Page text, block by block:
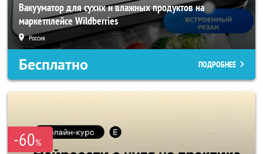
Вакууматор для сухих и влажных продуктов на
маркетплейсе Wildberries
Россия
Бесплатно ПОДРОБНЕЕ
-60%